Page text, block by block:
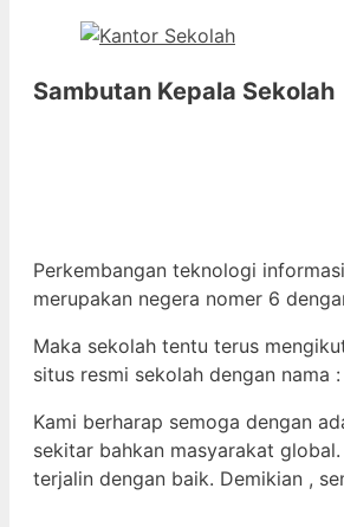
Sambutan Kepala Sekolah
Perkembangan teknologi
merupakan negera nomer 6
Maka sekolah tentu terus
situs resmi sekolah dengan nama :
Kami berharap semoga dengan
sekitar bahkan masyarakat
terjalin dengan baik. Demikian ,